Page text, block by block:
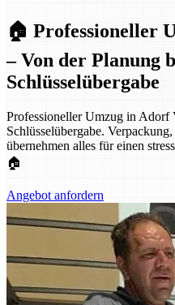
🏠 Professioneller
– Von der Planung
Schlüsselübergabe
Professioneller Umzug in Adorf
Schlüsselübergabe.
übernehmen alles für einen
🏠
Angebot anfordern